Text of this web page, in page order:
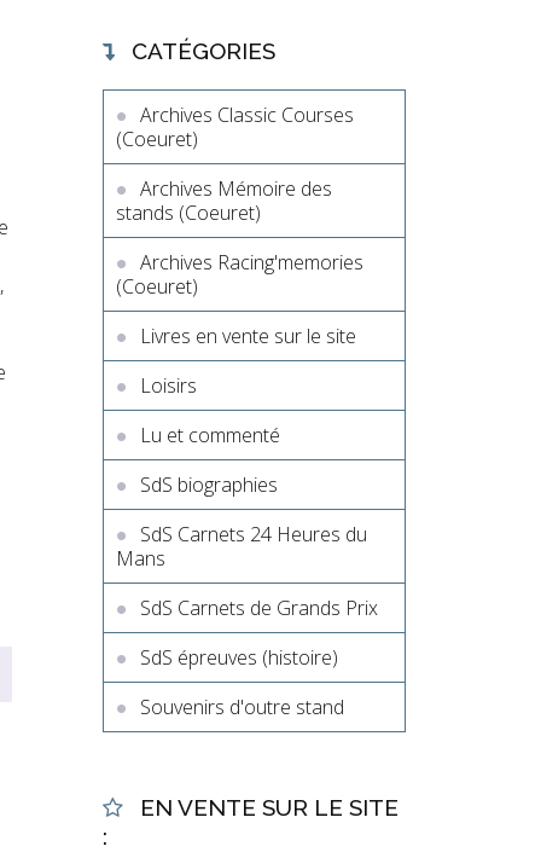
CATÉGORIES
Archives Classic Courses
(Coeuret)
Archives Mémoire des
stands (Coeuret)
Archives Racing'memories
(Coeuret)
Livres en vente sur le site
Loisirs
Lu et commenté
SdS biographies
SdS Carnets 24 Heures du
Mans
SdS Carnets de Grands Prix
SdS épreuves (histoire)
Souvenirs d'outre stand
EN VENTE SUR LE SITE
: